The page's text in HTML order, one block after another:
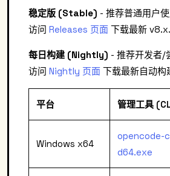
稳定版 (Stable) - 推荐普通用户使
访问 Releases 页面 下载最新
每日构建 (Nightly) - 推荐开发者/
访问 Nightly 页面 下载最新自动构
平台 管理工具
Windows x64
opencode-
d64.exe